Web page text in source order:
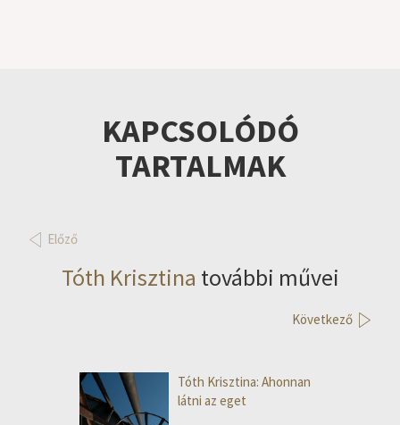
KAPCSOLÓDÓ
TARTALMAK
Előző
Tóth Krisztina további művei
Következő
Tóth Krisztina: Ahonnan
látni az eget